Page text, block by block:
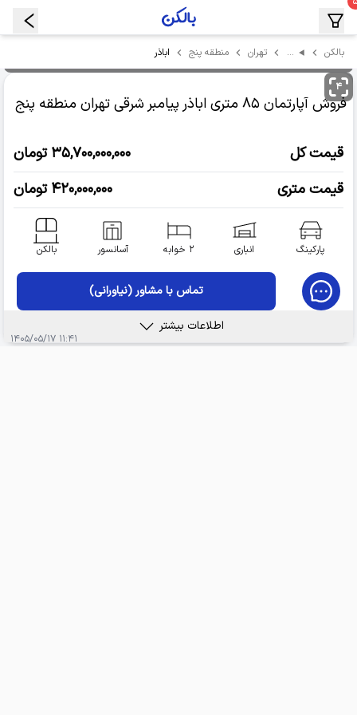
بالکن … تهران منطقه پنج اباذر
۴
فروش آپارتمان ۸۵ متری اباذر پیامبر شرقی تهران منطقه پنج
قیمت کل
۳۵,۷۰۰,۰۰۰,۰۰۰ تومان
قیمت متری
۴۲۰,۰۰۰,۰۰۰ تومان
پارکینگ انباری ۲ خوابه آسانسور بالکن
تماس با مشاور (نیاورانی)
اطلاعات بیشتر
۱۱:۴۱ ۱۴۰۵/۰۵/۱۷